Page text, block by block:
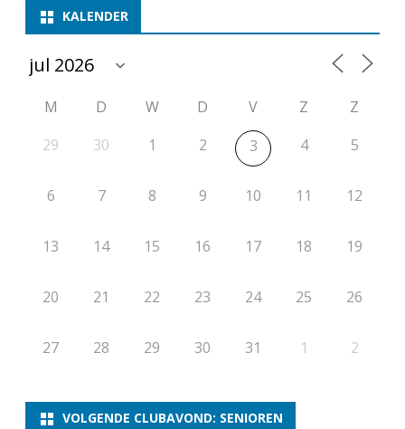
KALENDER
M D W D V Z
Z
29
30 1 2 3 4 5
6 7 8 9 10 11 12
13 14 15 16 17 18 19
20 21 22 23 24 25 26
27 28 29 30 31 1 2
VOLGENDE CLUBAVOND: SENIOREN